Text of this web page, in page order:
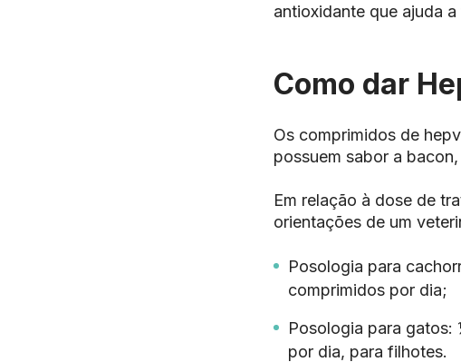
antioxidante que ajuda
Como dar
Os comprimidos de
possuem sabor a
Em relação à dose de
orientações de um
Posologia para
comprimidos por dia;
Posologia para
por dia, para filhotes.